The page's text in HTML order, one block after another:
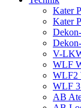
Kater
Kater
V-
WLF
WLF2
WLF 3
AB